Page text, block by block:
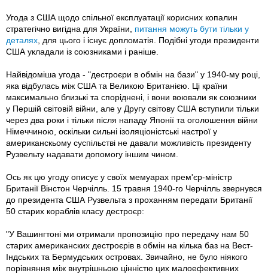
Угода з США щодо спільної експлуатації корисних копалин
стратегічно вигідна для України, питання можуть бути тільки у
деталях , для цього і існує допломатія. Подібні угоди президенти
США укладали із союзниками і раніше.
Найвідоміша угода - "дестроєри в обмін на бази" у 1940-му році,
яка відбулась між США та Великою Британією. Ці країни
максимально близькі та споріднені, і вони воювали як союзники
у Першій світовій війни, але у Другу світову США вступили тільки
через два роки і тільки після нападу Японії та оголошення війни
Німеччиною, оскільки сильні ізоляціоністські настрої у
американскьому суспільстві не давали можливість президенту
Рузвельту надавати допомогу іншим чином.
Ось як цю угоду описує у своїх мемуарах прем'єр-міністр
Британії Вінстон Черчілль. 15 травня 1940-го Черчілль звернувся
до президента США Рузвельта з проханням передати Британії
50 старих кораблів класу дестроєр:
"У Вашингтоні ми отримали пропозицію про передачу нам 50
старих американских дестроєрів в обмін на кілька баз на Вест-
Індських та Бермудських островах. Звичайно, не було ніякого
порівняння між внутрішньою цінністю цих малоефективних